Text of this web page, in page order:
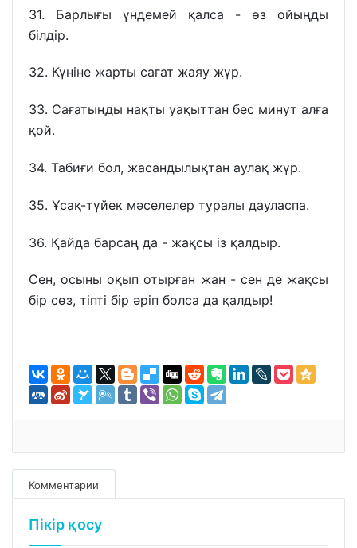
31. Барлығы үндемей қалса - өз ойыңды
білдір.
32. Күніне жарты сағат жаяу жүр.
33. Сағатыңды нақты уақыттан бес минут алға
қой.
34. Табиғи бол, жасандылықтан аулақ жүр.
35. Ұсақ-түйек мәселелер туралы дауласпа.
36. Қайда барсаң да - жақсы із қалдыр.
Сен, осыны оқып отырған жан - сен де жақсы
бір сөз, тіпті бір әріп болса да қалдыр!
Комментарии
Пікір қосу